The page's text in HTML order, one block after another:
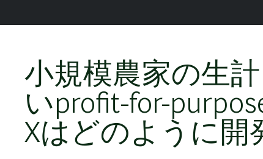
小規模農家の生
いprofit-for-
Xはどのように開